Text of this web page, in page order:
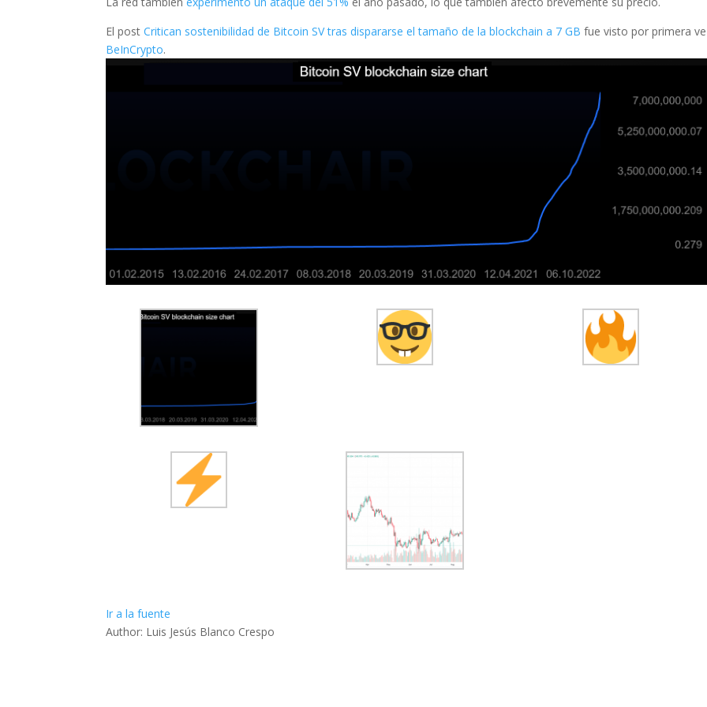
El postCritican sostenibilidad de Bitcoin SV tras dispararse el tamaño de la blockchain a 7 GB fue visto por primera
BeInCrypto.
Ir a la fuente
Author: Luis Jesús Blanco Crespo